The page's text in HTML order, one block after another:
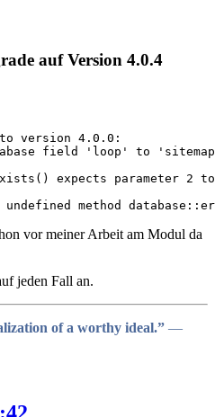
auf Version 4.0.4
to version 4.0.0:
field 'loop' to
expects parameter
method
vor meiner Arbeit am Modul da
jeden Fall an.
of a worthy ideal.” ―